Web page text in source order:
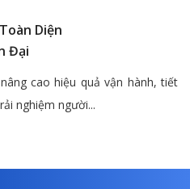
Diện
Đại
cao hiệu quả vận hành, tiết
nghiệm người...